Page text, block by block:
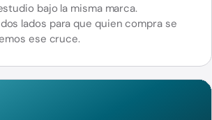
bajo la misma marca.
lados para que quien compra se
ese cruce.